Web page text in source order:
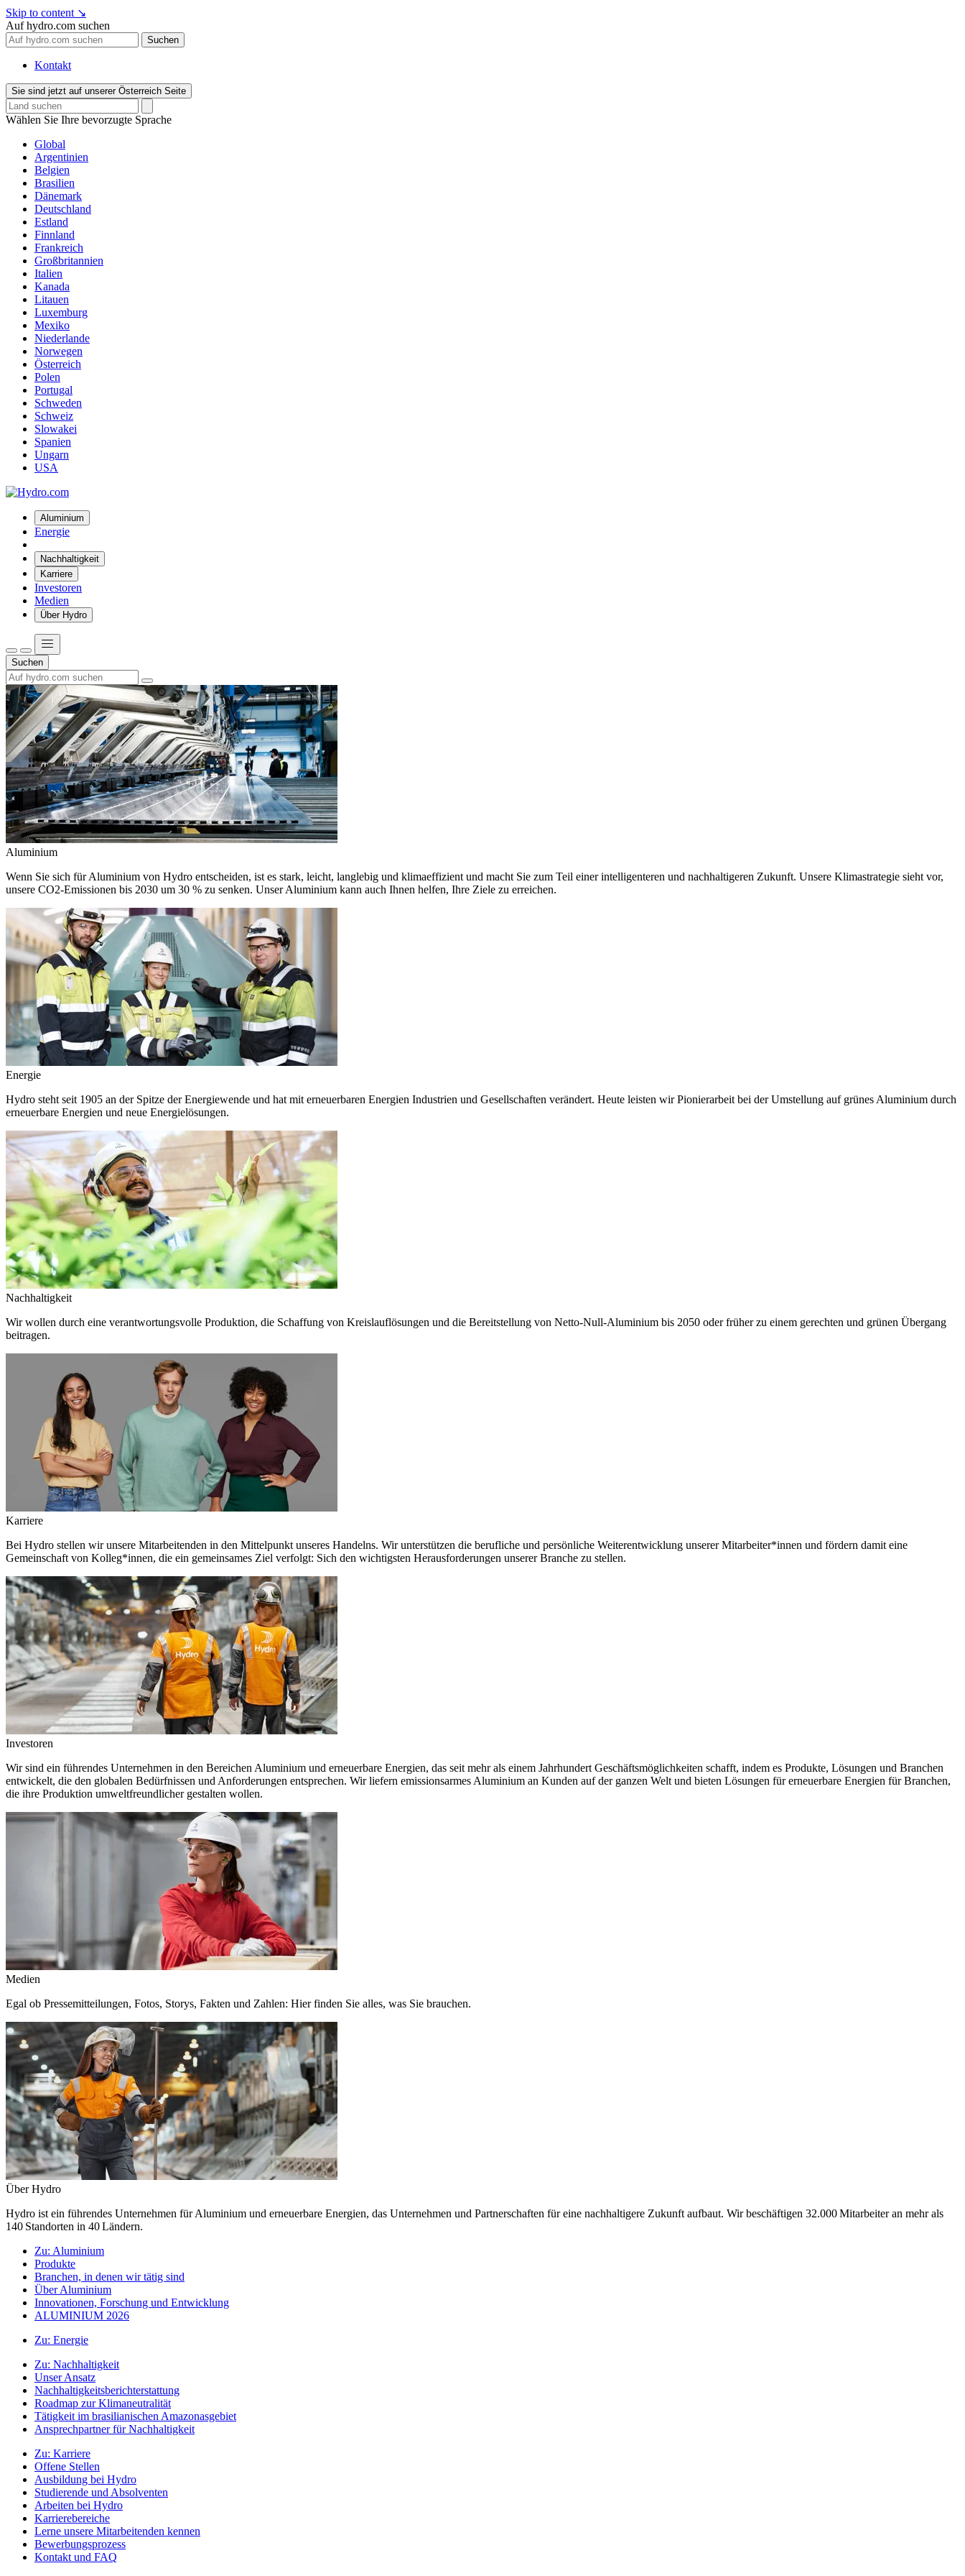
Skip to content ↘
Auf hydro.com suchen
Suchen
Kontakt
Sie sind jetzt auf unserer Österreich Seite
Wählen Sie Ihre bevorzugte Sprache
Global
Argentinien
Belgien
Brasilien
Dänemark
Deutschland
Estland
Finnland
Frankreich
Großbritannien
Italien
Kanada
Litauen
Luxemburg
Mexiko
Niederlande
Norwegen
Österreich
Polen
Portugal
Schweden
Schweiz
Slowakei
Spanien
Ungarn
USA
Aluminium
Energie
Nachhaltigkeit
Karriere
Investoren
Medien
Über Hydro
Suchen
Aluminium
Wenn Sie sich für Aluminium von Hydro entscheiden, ist es stark, leicht, langlebig und klimaeffizient und macht Sie zum Teil einer intelligenteren und nachhaltigeren Zukunft. Unsere Klimastrategie sieht vor,
unsere CO2-Emissionen bis 2030 um 30 % zu senken. Unser Aluminium kann auch Ihnen helfen, Ihre Ziele zu erreichen.
Energie
Hydro steht seit 1905 an der Spitze der Energiewende und hat mit erneuerbaren Energien Industrien und Gesellschaften verändert. Heute leisten wir Pionierarbeit bei der Umstellung auf grünes Aluminium durch
erneuerbare Energien und neue Energielösungen.
Nachhaltigkeit
Wir wollen durch eine verantwortungsvolle Produktion, die Schaffung von Kreislauflösungen und die Bereitstellung von Netto-Null-Aluminium bis 2050 oder früher zu einem gerechten und grünen Übergang
beitragen.
Karriere
Bei Hydro stellen wir unsere Mitarbeitenden in den Mittelpunkt unseres Handelns. Wir unterstützen die berufliche und persönliche Weiterentwicklung unserer Mitarbeiter*innen und fördern damit eine
Gemeinschaft von Kolleg*innen, die ein gemeinsames Ziel verfolgt: Sich den wichtigsten Herausforderungen unserer Branche zu stellen.
Investoren
Wir sind ein führendes Unternehmen in den Bereichen Aluminium und erneuerbare Energien, das seit mehr als einem Jahrhundert Geschäftsmöglichkeiten schafft, indem es Produkte, Lösungen und Branchen
entwickelt, die den globalen Bedürfnissen und Anforderungen entsprechen. Wir liefern emissionsarmes Aluminium an Kunden auf der ganzen Welt und bieten Lösungen für erneuerbare Energien für Branchen,
die ihre Produktion umweltfreundlicher gestalten wollen.
Medien
Egal ob Pressemitteilungen, Fotos, Storys, Fakten und Zahlen: Hier finden Sie alles, was Sie brauchen.
Über Hydro
Hydro ist ein führendes Unternehmen für Aluminium und erneuerbare Energien, das Unternehmen und Partnerschaften für eine nachhaltigere Zukunft aufbaut. Wir beschäftigen 32.000 Mitarbeiter an mehr als
140 Standorten in 40 Ländern.
Zu: Aluminium
Produkte
Branchen, in denen wir tätig sind
Über Aluminium
Innovationen, Forschung und Entwicklung
ALUMINIUM 2026
Zu: Energie
Zu: Nachhaltigkeit
Unser Ansatz
Nachhaltigkeitsberichterstattung
Roadmap zur Klimaneutralität
Tätigkeit im brasilianischen Amazonasgebiet
Ansprechpartner für Nachhaltigkeit
Zu: Karriere
Offene Stellen
Ausbildung bei Hydro
Studierende und Absolventen
Arbeiten bei Hydro
Karrierebereiche
Lerne unsere Mitarbeitenden kennen
Bewerbungsprozess
Kontakt und FAQ